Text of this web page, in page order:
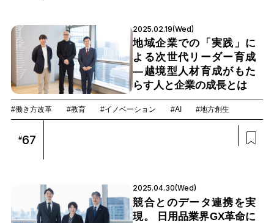
2025.02.19(Wed)
地域企業での「実践」に
よる次世代リーダー育成
―越境型人材育成がもた
らす人と企業の成長とは
#働き方改革 #教育 #イノベーション #AI #地方創生
#67
2025.04.30(Wed)
競合とのデータ連携を実
現。 日用品業界GX革命に